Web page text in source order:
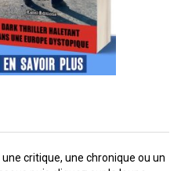
critique, une chronique ou un